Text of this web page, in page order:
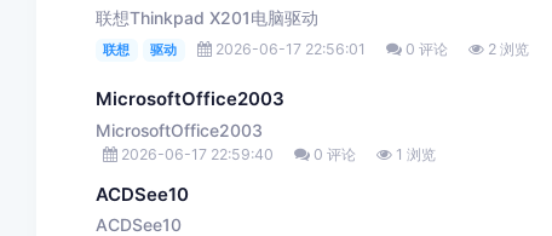
联想Thinkpad X201电脑驱动
联想 驱动 2026-06-17 22:56:01 0 评论 2 浏览
MicrosoftOffice2003
MicrosoftOffice2003
2026-06-17 22:59:40 0 评论 1 浏览
ACDSee10
ACDSee10